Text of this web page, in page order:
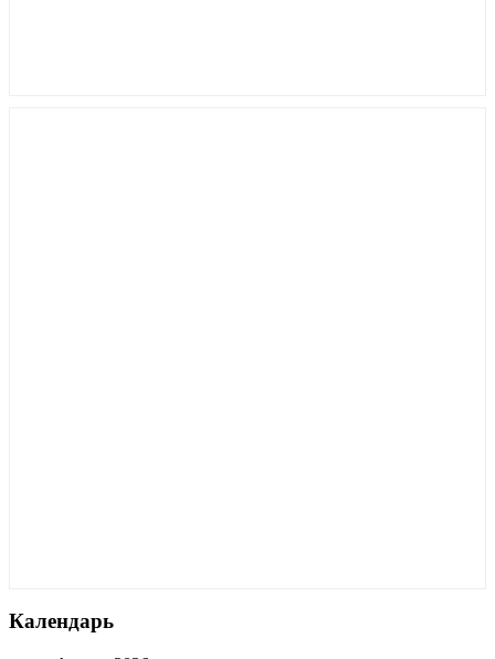
Календарь